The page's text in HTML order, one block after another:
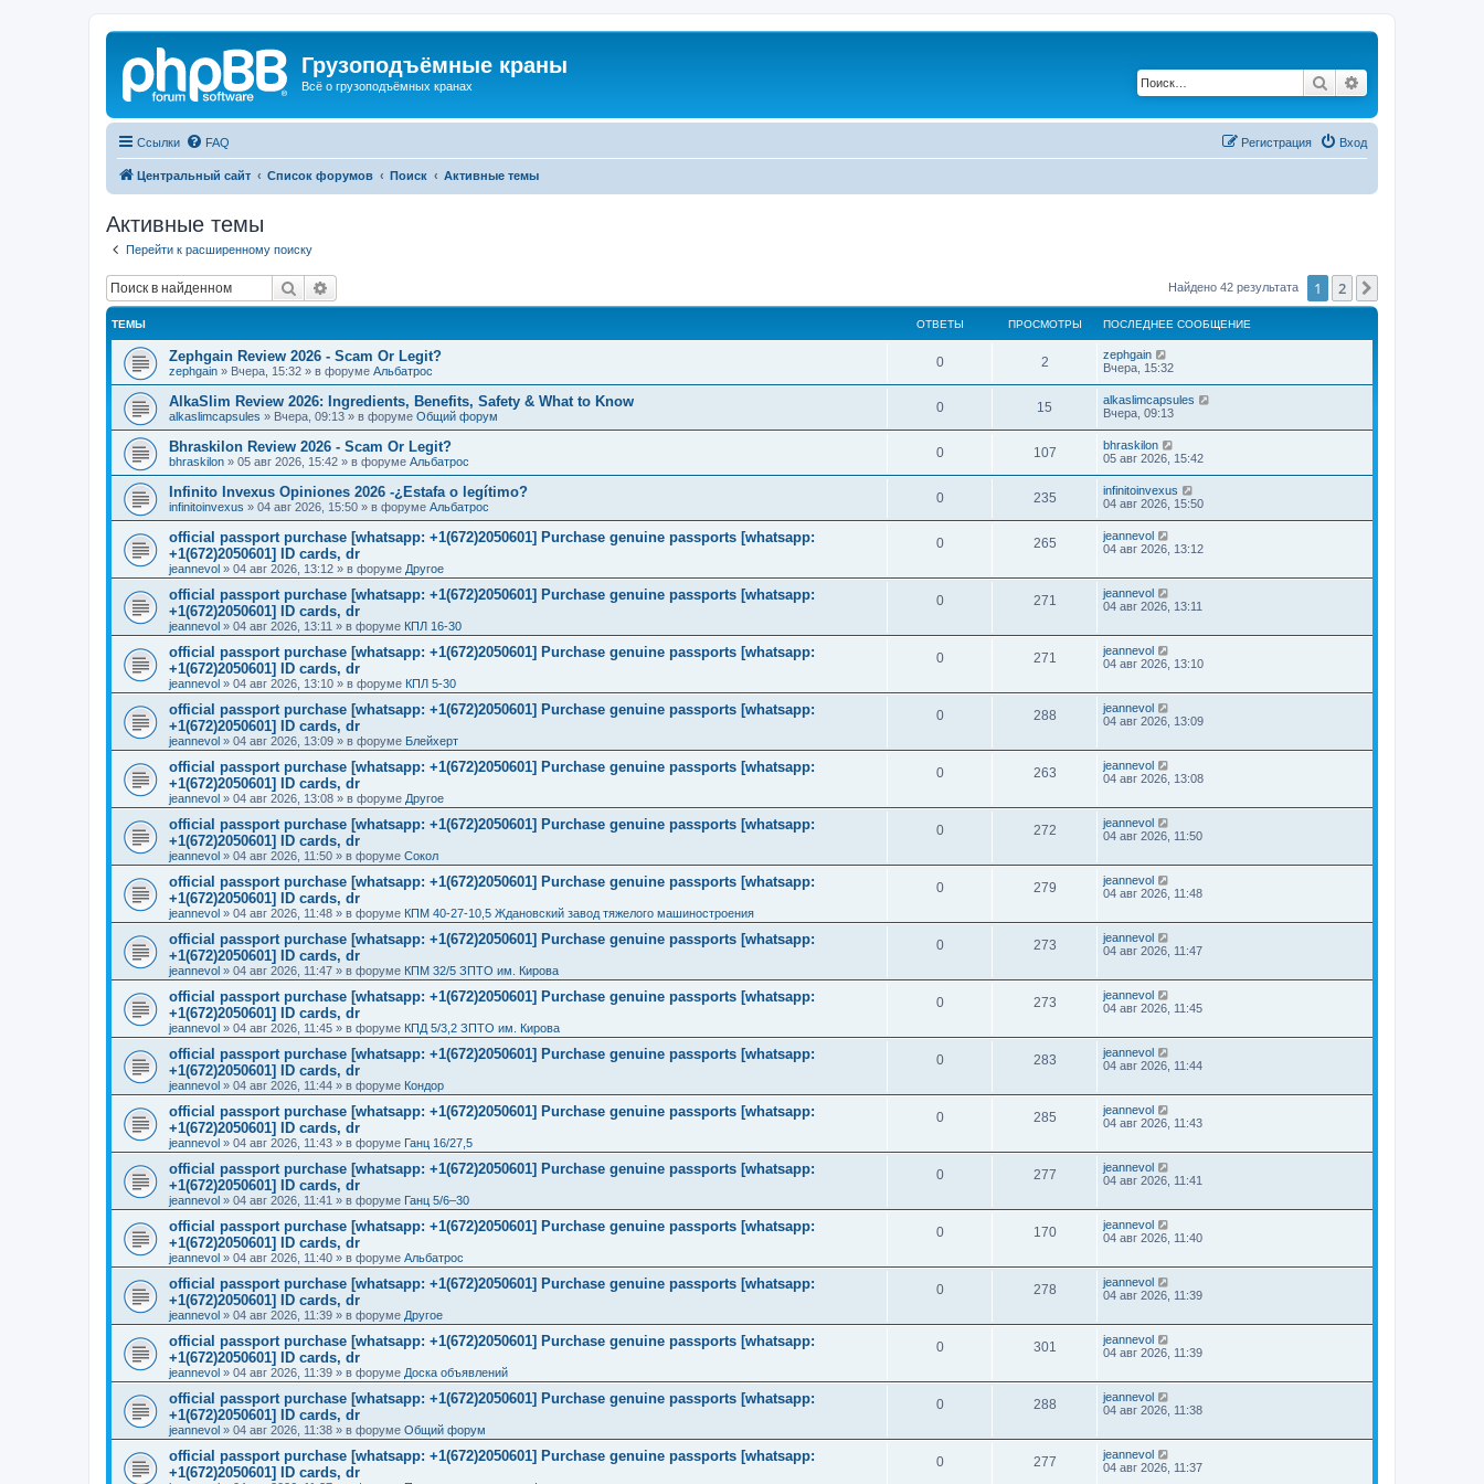
Грузоподъёмные краны
Всё о грузоподъёмных кранах Поиск
Ссылки FAQ Вход
Регистрация
Центральный сайт Список форумов Поиск Активные темы
Активные темы
Перейти к расширенному поиску
Поиск Найдено 42 результата 1 2
ТЕМЫ ОТВЕТЫ ПРОСМОТРЫ ПОСЛЕДНЕЕ СООБЩЕНИЕ
Zephgain Review 2026 - Scam Or Legit?
zephgain » Вчера, 15:32 » в форуме Альбатрос
0 2
zephgain
Вчера, 15:32
AlkaSlim Review 2026: Ingredients, Benefits, Safety & What to Know
alkaslimcapsules » Вчера, 09:13 » в форуме Общий форум
0 15
alkaslimcapsules
Вчера, 09:13
Bhraskilon Review 2026 - Scam Or Legit?
bhraskilon » 05 авг 2026, 15:42 » в форуме Альбатрос
0 107
bhraskilon
05 авг 2026, 15:42
Infinito Invexus Opiniones 2026 -¿Estafa o legítimo?
infinitoinvexus » 04 авг 2026, 15:50 » в форуме Альбатрос
0 235
infinitoinvexus
04 авг 2026, 15:50
official passport purchase [whatsapp: +1(672)2050601] Purchase genuine passports [whatsapp:
+1(672)2050601] ID cards, dr
jeannevol » 04 авг 2026, 13:12 » в форуме Другое
0 265
jeannevol
04 авг 2026, 13:12
official passport purchase [whatsapp: +1(672)2050601] Purchase genuine passports [whatsapp:
+1(672)2050601] ID cards, dr
jeannevol » 04 авг 2026, 13:11 » в форуме КПЛ 16-30
0 271
jeannevol
04 авг 2026, 13:11
official passport purchase [whatsapp: +1(672)2050601] Purchase genuine passports [whatsapp:
+1(672)2050601] ID cards, dr
jeannevol » 04 авг 2026, 13:10 » в форуме КПЛ 5-30
0 271
jeannevol
04 авг 2026, 13:10
official passport purchase [whatsapp: +1(672)2050601] Purchase genuine passports [whatsapp:
+1(672)2050601] ID cards, dr
jeannevol » 04 авг 2026, 13:09 » в форуме Блейхерт
0 288
jeannevol
04 авг 2026, 13:09
official passport purchase [whatsapp: +1(672)2050601] Purchase genuine passports [whatsapp:
+1(672)2050601] ID cards, dr
jeannevol » 04 авг 2026, 13:08 » в форуме Другое
0 263
jeannevol
04 авг 2026, 13:08
official passport purchase [whatsapp: +1(672)2050601] Purchase genuine passports [whatsapp:
+1(672)2050601] ID cards, dr
jeannevol » 04 авг 2026, 11:50 » в форуме Сокол
0 272
jeannevol
04 авг 2026, 11:50
official passport purchase [whatsapp: +1(672)2050601] Purchase genuine passports [whatsapp:
+1(672)2050601] ID cards, dr
jeannevol » 04 авг 2026, 11:48 » в форуме КПМ 40-27-10,5 Ждановский завод тяжелого машиностроения
0 279
jeannevol
04 авг 2026, 11:48
official passport purchase [whatsapp: +1(672)2050601] Purchase genuine passports [whatsapp:
+1(672)2050601] ID cards, dr
jeannevol » 04 авг 2026, 11:47 » в форуме КПМ 32/5 ЗПТО им. Кирова
0 273
jeannevol
04 авг 2026, 11:47
official passport purchase [whatsapp: +1(672)2050601] Purchase genuine passports [whatsapp:
+1(672)2050601] ID cards, dr
jeannevol » 04 авг 2026, 11:45 » в форуме КПД 5/3,2 ЗПТО им. Кирова
0 273
jeannevol
04 авг 2026, 11:45
official passport purchase [whatsapp: +1(672)2050601] Purchase genuine passports [whatsapp:
+1(672)2050601] ID cards, dr
jeannevol » 04 авг 2026, 11:44 » в форуме Кондор
0 283
jeannevol
04 авг 2026, 11:44
official passport purchase [whatsapp: +1(672)2050601] Purchase genuine passports [whatsapp:
+1(672)2050601] ID cards, dr
jeannevol » 04 авг 2026, 11:43 » в форуме Ганц 16/27,5
0 285
jeannevol
04 авг 2026, 11:43
official passport purchase [whatsapp: +1(672)2050601] Purchase genuine passports [whatsapp:
+1(672)2050601] ID cards, dr
jeannevol » 04 авг 2026, 11:41 » в форуме Ганц 5/6–30
0 277
jeannevol
04 авг 2026, 11:41
official passport purchase [whatsapp: +1(672)2050601] Purchase genuine passports [whatsapp:
+1(672)2050601] ID cards, dr
jeannevol » 04 авг 2026, 11:40 » в форуме Альбатрос
0 170
jeannevol
04 авг 2026, 11:40
official passport purchase [whatsapp: +1(672)2050601] Purchase genuine passports [whatsapp:
+1(672)2050601] ID cards, dr
jeannevol » 04 авг 2026, 11:39 » в форуме Другое
0 278
jeannevol
04 авг 2026, 11:39
official passport purchase [whatsapp: +1(672)2050601] Purchase genuine passports [whatsapp:
+1(672)2050601] ID cards, dr
jeannevol » 04 авг 2026, 11:39 » в форуме Доска объявлений
0 301
jeannevol
04 авг 2026, 11:39
official passport purchase [whatsapp: +1(672)2050601] Purchase genuine passports [whatsapp:
+1(672)2050601] ID cards, dr
jeannevol » 04 авг 2026, 11:38 » в форуме Общий форум
0 288
jeannevol
04 авг 2026, 11:38
official passport purchase [whatsapp: +1(672)2050601] Purchase genuine passports [whatsapp:
+1(672)2050601] ID cards, dr
0 277
jeannevol
04 авг 2026, 11:37